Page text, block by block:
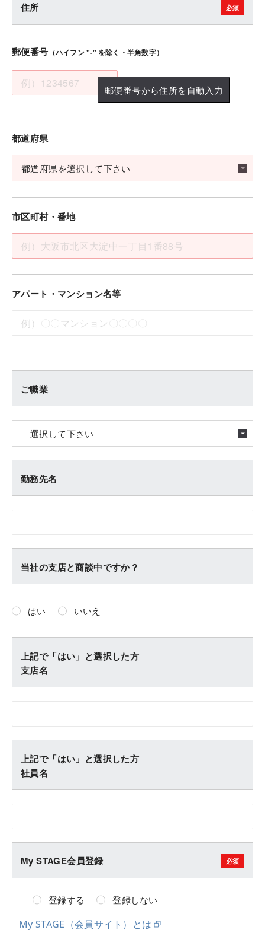
住所
郵便番号 （ハイフン "-" を除く・半角数字）
郵便番号から住所を自動入力
都道府県
市区町村・番地
アパート・マンション名等
ご職業
勤務先名
当社の支店と商談中ですか？
はい いいえ
上記で「はい」と選択した方
支店名
上記で「はい」と選択した方
社員名
My STAGE会員登録
登録する 登録しない
My STAGE（会員サイト）とは